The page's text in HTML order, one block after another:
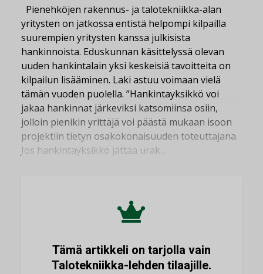
Pienehköjen rakennus- ja talotekniikka-alan
yritysten on jatkossa entistä helpompi kilpailla
suurempien yritysten kanssa julkisista
hankinnoista. Eduskunnan käsittelyssä olevan
uuden hankintalain yksi keskeisiä tavoitteita on
kilpailun lisääminen. Laki astuu voimaan vielä
tämän vuoden puolella. ”Hankintayksikkö voi
jakaa hankinnat järkeviksi katsomiinsa osiin,
jolloin pienikin yrittäjä voi päästä mukaan isoon
projektiin tietyn osakokonaisuuden toteuttajana.
Jos hankintayksikkö jättää urak...
Tämä artikkeli on tarjolla vain
Talotekniikka-lehden tilaajille.